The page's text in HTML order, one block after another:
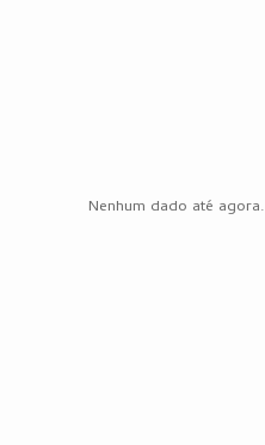
Nenhum dado até agora.